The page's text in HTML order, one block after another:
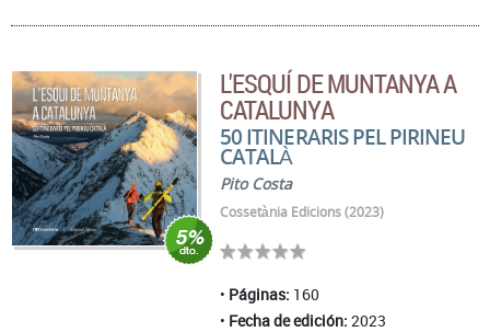
L'ESQUÍ DE MUNTANYA A
CATALUNYA
50 ITINERARIS PEL PIRINEU
CATALÀ
Pito Costa
Cossetània Edicions (2023)
Páginas: 160
Fecha de edición: 2023